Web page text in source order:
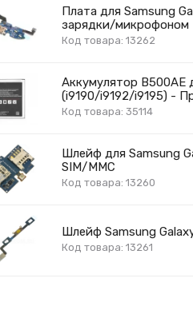
Плата для Samsung
зарядки/микрофоном
Код товара: 13262
Аккумулятор B500AE
(i9190/i9192/i9195) -
Код товара: 35114
Шлейф для Samsung
SIM/MMC
Код товара: 13260
Шлейф Samsung
Код товара: 13261